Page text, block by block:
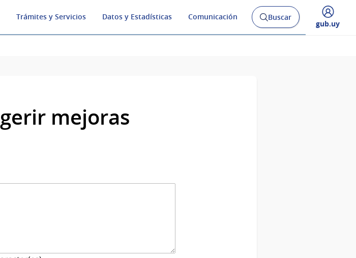
Trámites y Servicios Datos y Estadísticas Comunicación
Abrir
buscador
Buscar
Desplegar
gub.uy
mejoras